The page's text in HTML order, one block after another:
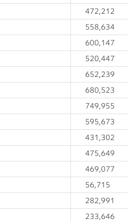
472,212
558,634
600,147
520,447
652,239
680,523
749,955
595,673
431,302
475,649
469,077
56,715
282,991
233,646